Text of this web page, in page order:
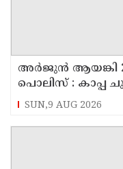
അര്‍ജുന്‍ ആയങ്കി
പൊലിസ് : കാപ്പ
നീക്കം
SUN,9 AUG 2026